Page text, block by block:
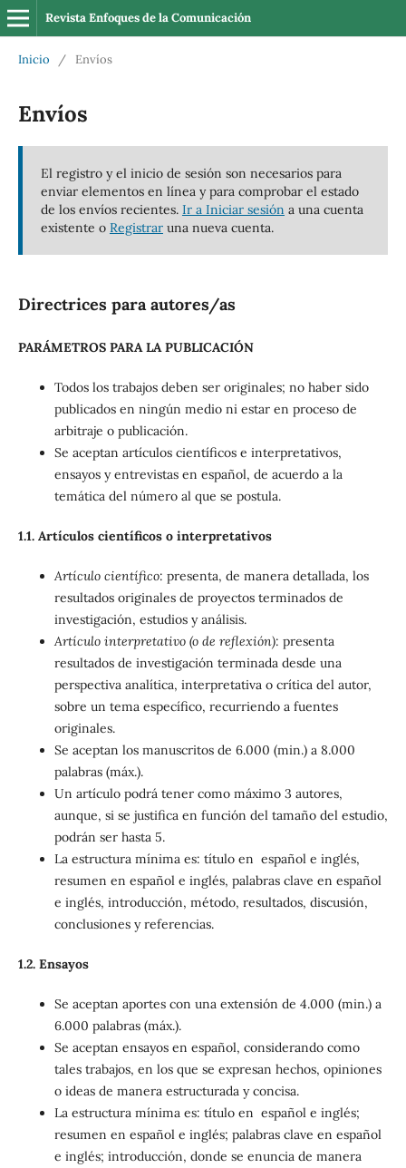
Revista Enfoques de la Comunicación
Inicio / Envíos
Envíos
El registro y el inicio de sesión son necesarios para
enviar elementos en línea y para comprobar el estado
de los envíos recientes. Ir a Iniciar sesión a una cuenta
existente o Registraruna nueva cuenta.
Directrices para autores/as
PARÁMETROS PARA LA PUBLICACIÓN
Todos los trabajos deben ser originales; no haber sido
publicados en ningún medio ni estar en proceso de
arbitraje o publicación.
Se aceptan artículos científicos e interpretativos,
ensayos y entrevistas en español, de acuerdo a la
temática del número al que se postula.
1.1. Artículos científicos o interpretativos
Artículo científico: presenta, de manera detallada, los
resultados originales de proyectos terminados de
investigación, estudios y análisis.
Artículo interpretativo (o de reflexión): presenta
resultados de investigación terminada desde una
perspectiva analítica, interpretativa o crítica del autor,
sobre un tema específico, recurriendo a fuentes
originales.
Se aceptan los manuscritos de 6.000 (min.) a 8.000
palabras (máx.).
Un artículo podrá tener como máximo 3 autores,
aunque, si se justifica en función del tamaño del estudio,
podrán ser hasta 5.
La estructura mínima es: título en español e inglés,
resumen en español e inglés, palabras clave en español
e inglés, introducción, método, resultados, discusión,
conclusiones y referencias.
1.2. Ensayos
Se aceptan aportes con una extensión de 4.000 (min.) a
6.000 palabras (máx.).
Se aceptan ensayos en español, considerando como
tales trabajos, en los que se expresan hechos, opiniones
o ideas de manera estructurada y concisa.
La estructura mínima es: título en español e inglés;
resumen en español e inglés; palabras clave en español
e inglés; introducción, donde se enuncia de manera